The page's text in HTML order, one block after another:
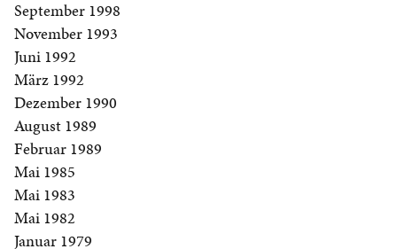
September 1998
November 1993
Juni 1992
März 1992
Dezember 1990
August 1989
Februar 1989
Mai 1985
Mai 1983
Mai 1982
Januar 1979